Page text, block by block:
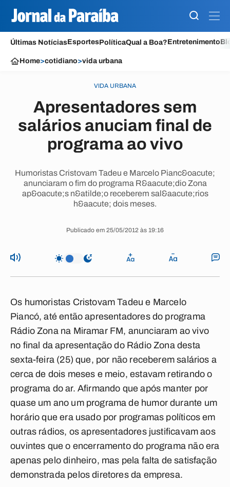
Últimas NotíciasEsportesPolíticaQual a Boa?Entretenimento
Home>cotidiano>vida urbana
VIDA URBANA
Apresentadores sem
salários anuciam final de
programa ao vivo
Humoristas Cristovam Tadeu e Marcelo Pianc&oacute;
anunciaram o fim do programa R&aacute;dio Zona
ap&oacute;s n&atilde;o receberem sal&aacute;rios
h&aacute; dois meses.
Publicado em 25/05/2012 às 19:16
Os humoristas Cristovam Tadeu e Marcelo
Piancó, até então apresentadores do programa
Rádio Zona na Miramar FM, anunciaram ao vivo
no final da apresentação do Rádio Zona desta
sexta-feira (25) que, por não receberem salários a
cerca de dois meses e meio, estavam retirando o
programa do ar. Afirmando que após manter por
quase um ano um programa de humor durante um
horário que era usado por programas políticos em
outras rádios, os apresentadores justificavam aos
ouvintes que o encerramento do programa não era
apenas pelo dinheiro, mas pela falta de satisfação
demonstrada pelos diretores da empresa.